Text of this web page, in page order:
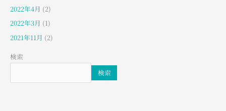
2022年4月 (2)
2022年3月 (1)
2021年11月 (2)
検索
検索